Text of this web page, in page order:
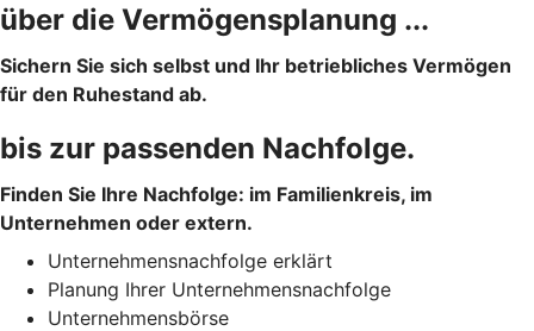
über die Vermögensplanung ...
Sichern Sie sich selbst und Ihr betriebliches Vermögen
für den Ruhestand ab.
bis zur passenden Nachfolge.
Finden Sie Ihre Nachfolge: im Familienkreis, im
Unternehmen oder extern.
Unternehmensnachfolge erklärt
Planung Ihrer Unternehmensnachfolge
Unternehmensbörse